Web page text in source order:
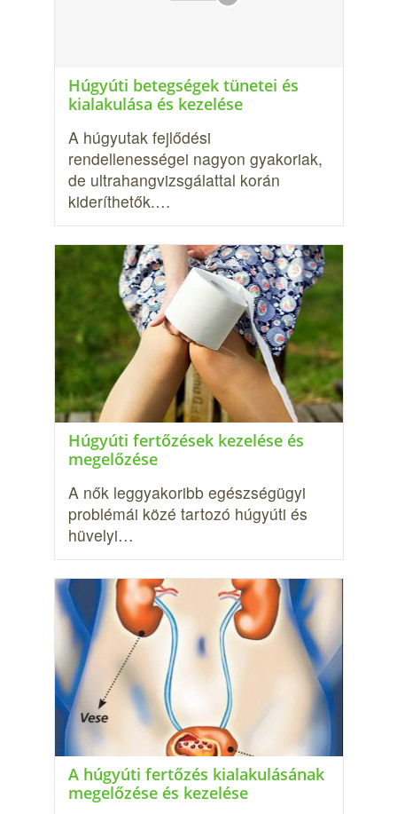
Húgyúti betegségek tünetei és
kialakulása és kezelése
A húgyutak fejlődési
rendellenességei nagyon gyakoriak,
de ultrahangvizs­gálattal korán
kideríthetők.…
Húgyúti fertőzések kezelése és
megelőzése
A nők leggyakoribb egészségügyi
problémái közé tartozó húgyúti és
hüvelyi…
A húgyúti fertőzés kialakulásának
megelőzése és kezelése